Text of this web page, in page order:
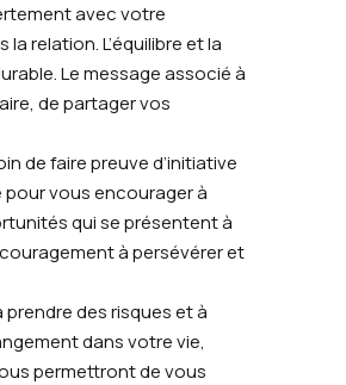
avec votre
relation. L’équilibre et la
Le message associé à
de partager vos
de faire preuve d’initiative
pour vous encourager à
qui se présentent à
à persévérer et
prendre des risques et à
dans votre vie,
permettront de vous